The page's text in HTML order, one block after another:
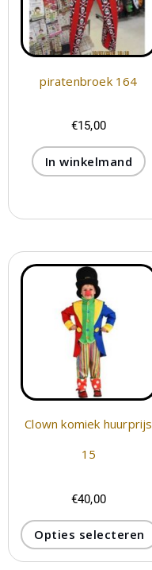
piratenbroek 164
€15,00
In winkelmand
Clown komiek huurprijs
15
€40,00
Opties selecteren